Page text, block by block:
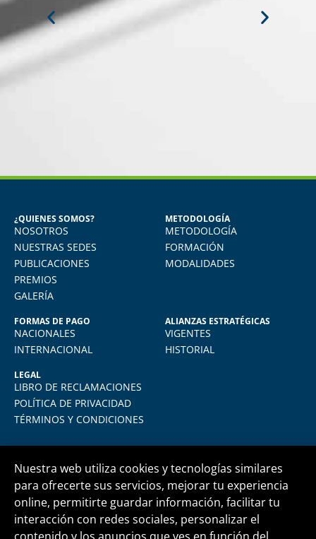
GÓNGORA
Vivo en Arequipa y llevé el diploma con
total comodidad desde mi casa. La
y muy amigable. La enseñanza virtual es
¿QUIENES SOMOS?
NOSOTROS
NUESTRAS SEDES
PUBLICACIONES
PREMIOS
GALERÍA
METODOLOGÍA
METODOLOGÍA
FORMACIÓN
MODALIDADES
FORMAS DE PAGO
NACIONALES
INTERNACIONAL
ALIANZAS ESTRATÉGICAS
VIGENTES
HISTORIAL
LEGAL
LIBRO DE RECLAMACIONES
POLÍTICA DE PRIVACIDAD
TÉRMINOS Y CONDICIONES
Central telefónica+51 1 500 6133
Nuestra web utiliza cookies y tecnologías similares
para ofrecerte sus servicios, mejorar tu experiencia
online, permitirte guardar información, facilitar tu
interacción con redes sociales, personalizar el